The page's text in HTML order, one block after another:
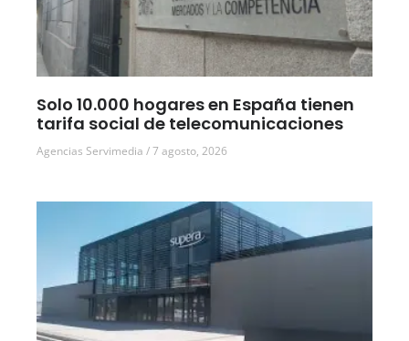
Solo 10.000 hogares en España tienen
tarifa social de telecomunicaciones
Agencias Servimedia 7 agosto, 2026